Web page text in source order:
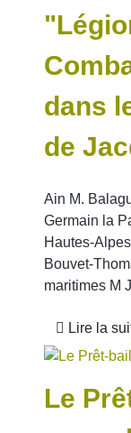
dans
de
Ain M.
Germain la
Hautes-
Bouvet-
maritimes M
Lire la
Le